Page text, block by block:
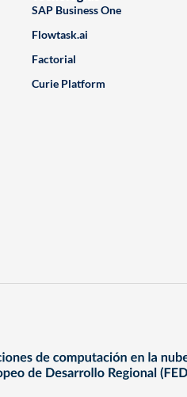
SAP Business One
Flowtask.ai
Factorial
Curie Platform